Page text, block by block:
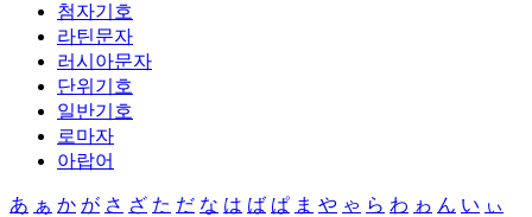
첨자기호
라틴문자
러시아문자
단위기호
일반기호
로마자
아랍어
あ ぁ か が さ ざ た だ な は ば ぱ ま や ゃ ら わ ゎ ん い ぃ